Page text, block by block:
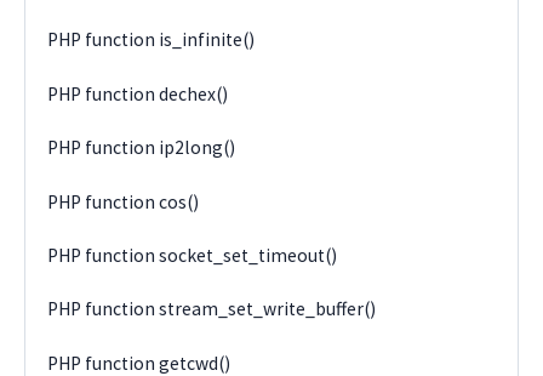
PHP function is_infinite()
PHP function dechex()
PHP function ip2long()
PHP function cos()
PHP function socket_set_timeout()
PHP function stream_set_write_buffer()
PHP function getcwd()